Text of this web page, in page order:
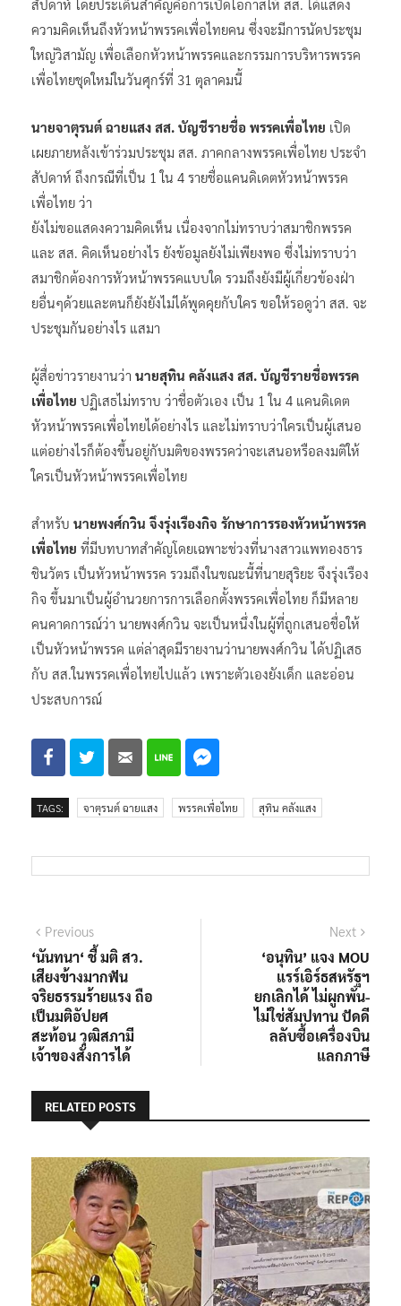
สัปดาห์ โดยประเด็นสำคัญคือการเปิดโอกาสให้ สส. ได้แสดง
ความคิดเห็นถึงหัวหน้าพรรคเพื่อไทยคน ซึ่งจะมีการนัดประชุม
ใหญ่วิสามัญ เพื่อเลือกหัวหน้าพรรคและกรรมการบริหารพรรค
เพื่อไทยชุดใหม่ในวันศุกร์ที่ 31 ตุลาคมนี้
นายจาตุรนต์ ฉายแสง สส. บัญชีรายชื่อ พรรคเพื่อไทย เปิด
เผยภายหลังเข้าร่วมประชุม สส. ภาคกลางพรรคเพื่อไทย ประจำ
สัปดาห์ ถึงกรณีที่เป็น 1 ใน 4 รายชื่อแคนดิเดตหัวหน้าพรรค
เพื่อไทย ว่า
ยังไม่ขอแสดงความคิดเห็น เนื่องจากไม่ทราบว่าสมาชิกพรรค
และ สส. คิดเห็นอย่างไร ยังข้อมูลยังไม่เพียงพอ ซึ่งไม่ทราบว่า
สมาชิกต้องการหัวหน้าพรรคแบบใด รวมถึงยังมีผู้เกี่ยวข้องฝ่า
ยอื่นๆด้วยและตนก็ยังยังไม่ได้พูดคุยกับใคร ขอให้รอดูว่า สส. จะ
ประชุมกันอย่างไร แสมา
ผู้สื่อข่าวรายงานว่า นายสุทิน คลังแสง สส. บัญชีรายชื่อพรรค
เพื่อไทย ปฏิเสธไม่ทราบ ว่าชื่อตัวเอง เป็น 1 ใน 4 แคนดิเดต
หัวหน้าพรรคเพื่อไทยได้อย่างไร และไม่ทราบว่าใครเป็นผู้เสนอ
แต่อย่างไรก็ต้องขึ้นอยู่กับมติของพรรคว่าจะเสนอหรือลงมติให้
ใครเป็นหัวหน้าพรรคเพื่อไทย
สำหรับ นายพงศ์กวิน จึงรุ่งเรืองกิจ รักษาการรองหัวหน้าพรรค
เพื่อไทย ที่มีบทบาทสำคัญโดยเฉพาะช่วงที่นางสาวแพทองธาร
ชินวัตร เป็นหัวหน้าพรรค รวมถึงในขณะนี้ที่นายสุริยะ จึงรุ่งเรือง
กิจ ขึ้นมาเป็นผู้อำนวยการการเลือกตั้งพรรคเพื่อไทย ก็มีหลาย
คนคาดการณ์ว่า นายพงศ์กวิน จะเป็นหนึ่งในผู้ที่ถูกเสนอชื่อให้
เป็นหัวหน้าพรรค แต่ล่าสุดมีรายงานว่านายพงศ์กวิน ได้ปฏิเสธ
กับ สส.ในพรรคเพื่อไทยไปแล้ว เพราะตัวเองยังเด็ก และอ่อน
ประสบการณ์
TAGS: จาตุรนต์ ฉายแสง พรรคเพื่อไทย สุทิน คลังแสง
แนะแนว
เรื่อง
PreviousPrevious
post:
‘นันทนา‘ ชี้ มติ สว.
เสียงข้างมากฟัน
จริยธรรมร้ายแรง ถือ
เป็นมติอัปยศ
สะท้อน วุฒิสภามี
เจ้าของสั่งการได้
Next
‘อนุทิน’ แจง MOU
แรร์เอิร์ธสหรัฐฯ
ยกเลิกได้ ไม่ผูกพัน-
ไม่ใช่สัมปทาน ปัดดี
ลลับซื้อเครื่องบิน
แลกภาษี
RELATED POSTS